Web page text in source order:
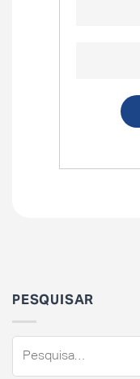
PESQUISAR